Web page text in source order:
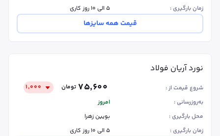
زمان بارگیری :
۵ الی ۱۰ روز کاری
قیمت همه سایزها
نورد آریان فولاد
شروع قیمت از : ۷۵٬۶۰۰ تومان
۱٬۰۰۰
به‌روزرسانی :
امروز
محل بارگیری :
بویین زهرا
زمان بارگیری :
۵ الی ۱۰ روز کاری